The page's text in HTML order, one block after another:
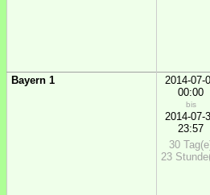
Bayern 1
2014-07-
00:00
bis
2014-07-
23:57
30
23